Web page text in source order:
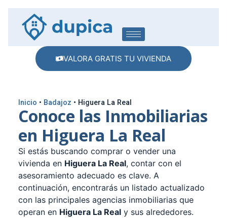
VALORA GRATIS TU VIVIENDA
Inicio • Badajoz • Higuera La Real
Conoce las Inmobiliarias
en Higuera La Real
Si estás buscando comprar o vender una
vivienda en Higuera La Real, contar con el
asesoramiento adecuado es clave. A
continuación, encontrarás un listado actualizado
con las principales agencias inmobiliarias que
operan en Higuera La Real y sus alrededores.